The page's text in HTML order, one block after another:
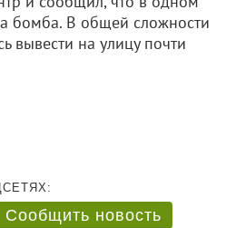
бомба. В общей сложности
вывести на улицу почти
Сообщить новость